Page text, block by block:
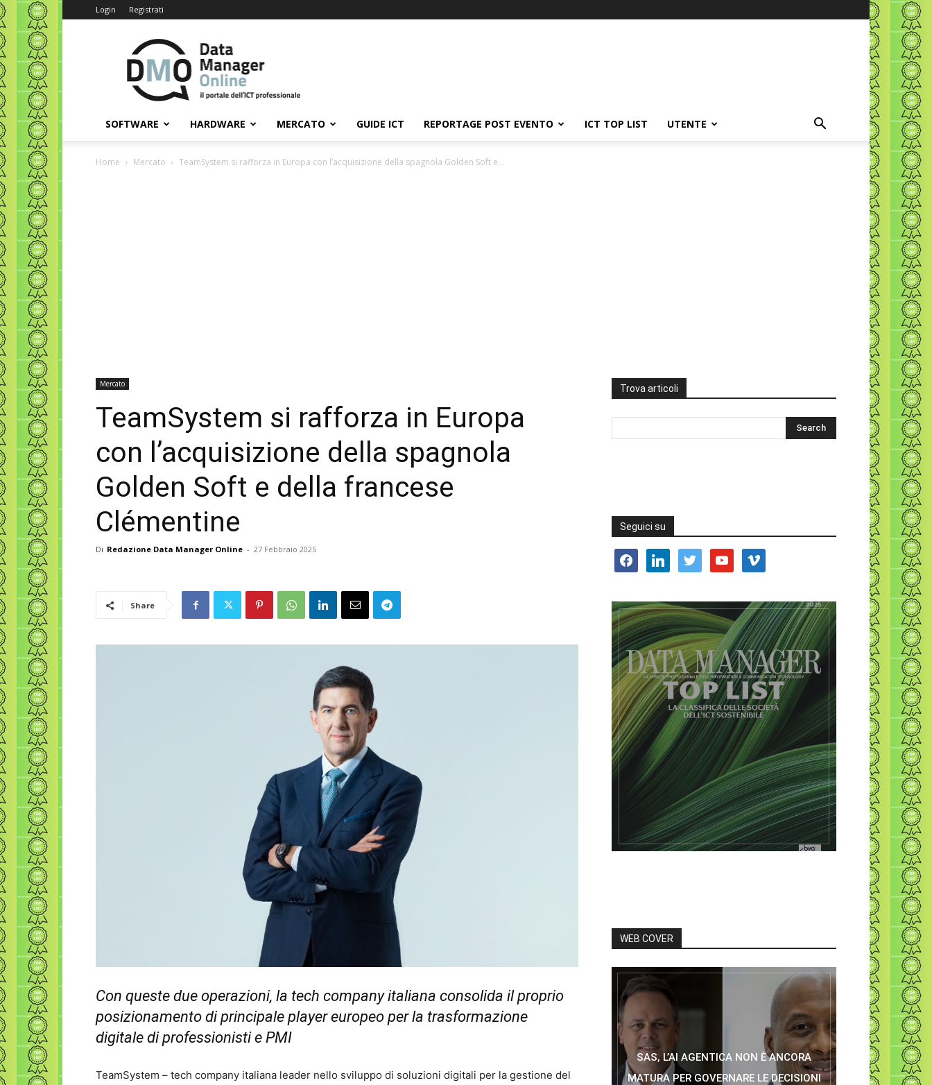
Login Registrati
Data
Manager
Online
SOFTWARE HARDWARE MERCATO GUIDE ICT REPORTAGE POST EVENTO ICT TOP LIST UTENTE
Home Mercato TeamSystem si rafforza in Europa con l’acquisizione della spagnola Golden Soft e...
Mercato
TeamSystem si rafforza in Europa
con l’acquisizione della spagnola
Golden Soft e della francese
Clémentine
Di Redazione Data Manager Online - 27 Febbraio 2025
Share
Con queste due operazioni, la tech company italiana consolida il proprio
posizionamento di principale player europeo per la trasformazione
digitale di professionisti e PMI
TeamSystem – tech company italiana leader nello sviluppo di soluzioni digitali per la gestione del
Trova articoli
Seguici su
facebooklinkedin twitter youtube vimeo
WEB COVER
SAS, L’AI AGENTICA NON È ANCORA
MATURA PER GOVERNARE LE DECISIONI